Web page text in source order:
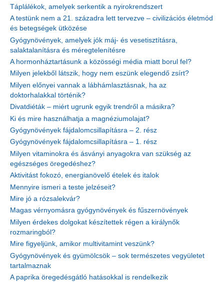
Táplálékok, amelyek serkentik a nyirokrendszert
A testünk nem a 21. századra lett tervezve – civilizációs életmód
és betegségek ütközése
Gyógynövények, amelyek jók máj- és vesetisztításra,
salaktalanításra és méregtelenítésre
A hormonháztartásunk a közösségi média miatt borul fel?
Milyen jelekből látszik, hogy nem eszünk elegendő zsírt?
Milyen előnyei vannak a lábhámlasztásnak, ha az
doktorhalakkal történik?
Divatdiéták – miért ugrunk egyik trendről a másikra?
Ki és mire használhatja a magnéziumolajat?
Gyógynövények fájdalomcsillapításra – 2. rész
Gyógynövények fájdalomcsillapításra – 1. rész
Milyen vitaminokra és ásványi anyagokra van szükség az
egészséges öregedéshez?
Aktivitást fokozó, energianövelő ételek és italok
Mennyire ismeri a teste jelzéseit?
Mire jó a rózsalekvár?
Magas vérnyomásra gyógynövények és fűszernövények
Milyen érdekes dolgokat készítettek régen a királynők
rozmaringból?
Mire figyeljünk, amikor multivitamint veszünk?
Gyógynövények és gyümölcsök – sok természetes vegyületet
tartalmaznak
A paprika öregedésgátló hatásokkal is rendelkezik